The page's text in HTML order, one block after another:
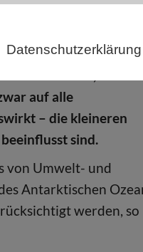
Datenschutzerklärung
im
auf alle
– die kleineren
sind.
von Umwelt- und
Antarktischen
werden, so